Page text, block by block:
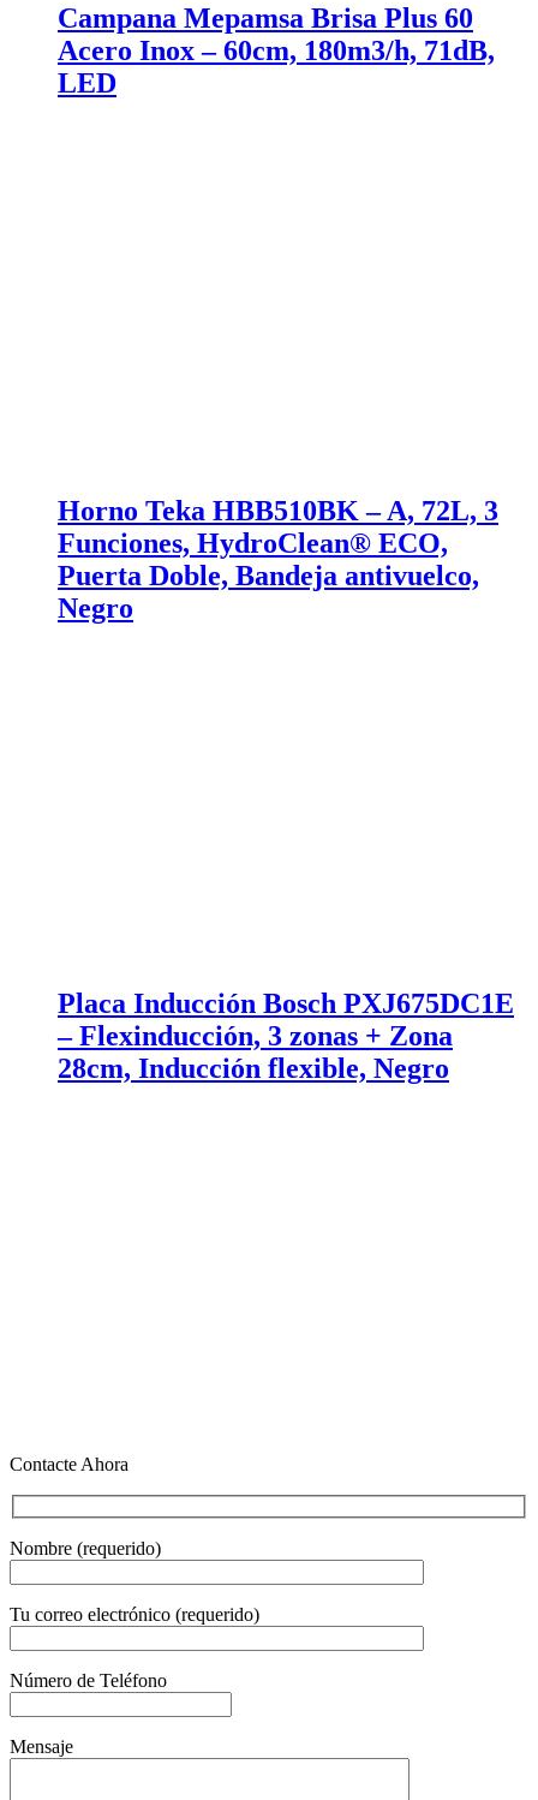
Campana Mepamsa Brisa Plus 60
Acero Inox – 60cm, 180m3/h, 71dB,
LED
Horno Teka HBB510BK – A, 72L, 3
Funciones, HydroClean® ECO,
Puerta Doble, Bandeja antivuelco,
Negro
Placa Inducción Bosch PXJ675DC1E
– Flexinducción, 3 zonas + Zona
28cm, Inducción flexible, Negro
Contacte Ahora
Nombre (requerido)
Tu correo electrónico (requerido)
Número de Teléfono
Mensaje